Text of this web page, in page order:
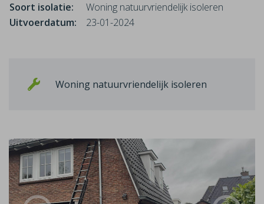
Soort isolatie:
Woning natuurvriendelijk isoleren
Uitvoerdatum:
23-01-2024
Woning natuurvriendelijk isoleren